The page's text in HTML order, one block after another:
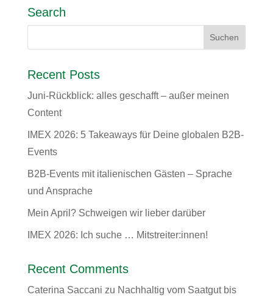
Search
Recent Posts
Juni-Rückblick: alles geschafft – außer meinen
Content
IMEX 2026: 5 Takeaways für Deine globalen B2B-
Events
B2B-Events mit italienischen Gästen – Sprache
und Ansprache
Mein April? Schweigen wir lieber darüber
IMEX 2026: Ich suche … Mitstreiter:innen!
Recent Comments
Caterina Saccani zu Nachhaltig vom Saatgut bis